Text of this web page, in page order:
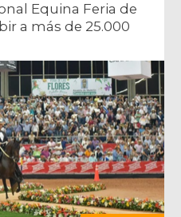
Equina Feria de
a más de 25.000